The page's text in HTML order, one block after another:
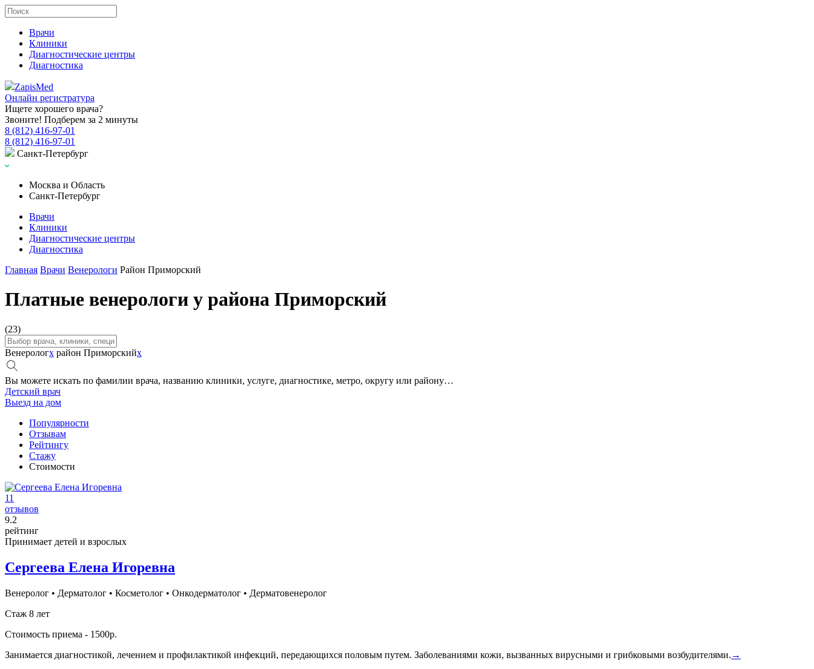
Врачи
Клиники
Диагностические центры
Диагностика
ZapisMed
Онлайн регистратура
Ищете хорошего врача?
Звоните! Подберем за 2 минуты
8 (812) 416-97-01
8 (812) 416-97-01
Санкт-Петербург
Москва и Область
Санкт-Петербург
Врачи
Клиники
Диагностические центры
Диагностика
Главная Врачи Венерологи Район Приморский
Платные венерологи у района Приморский
(23)
Венерологx район Приморскийx
Вы можете искать по фамилии врача, названию клиники, услуге, диагностике, метро, округу или району…
Детский врач
Выезд на дом
Популярности
Отзывам
Рейтингу
Стажу
Стоимости
11
отзывов
9.2
рейтинг
Принимает детей и взрослых
Сергеева Елена Игоревна
Венеролог • Дерматолог • Косметолог • Онкодерматолог • Дерматовенеролог
Стаж 8 лет
Стоимость приема - 1500р.
Занимается диагностикой, лечением и профилактикой инфекций, передающихся половым путем. Заболеваниями кожи, вызванных вирусными и грибковыми возбудителями. →